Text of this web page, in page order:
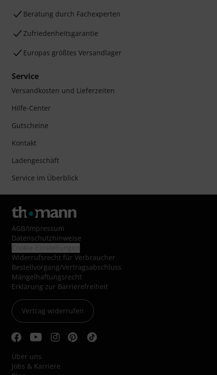
Beratung durch Fachexperten
Zufriedenheitsgarantie
Europas größtes Versandlager
Service
Versandkosten und Lieferzeiten
Hilfe-Center
Gutscheine
Kontakt
Ladengeschäft
Service im Überblick
AGB/Impressum
Datenschutzhinweise
Widerrufsrecht für Verbraucher
Bestellvorgang/Vertragsabschluss
Mängelhaftungsrecht
Erklärung zur Barrierefreiheit
Vertrag widerrufen
Über uns
Jobs & Karriere